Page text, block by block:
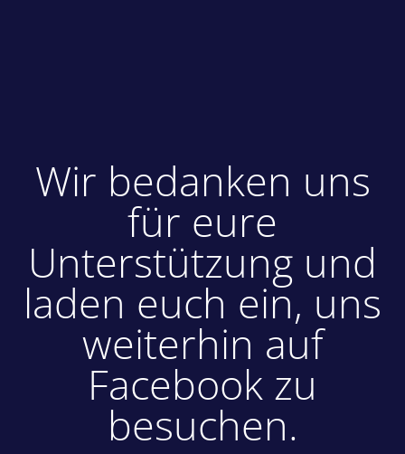
Wir bedanken uns
für eure
Unterstützung und
laden euch ein, uns
weiterhin auf
Facebook zu
besuchen.